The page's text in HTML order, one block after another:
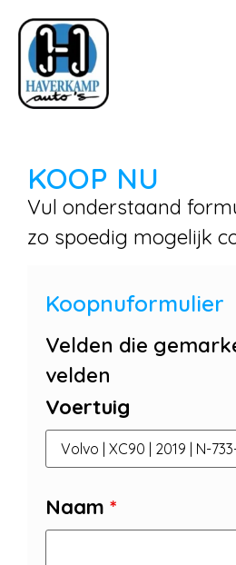
KOOP NU
Vul onderstaand
zo spoedig mogelijk
Koopnuformulier
Velden die
velden
Voertuig
Naam *